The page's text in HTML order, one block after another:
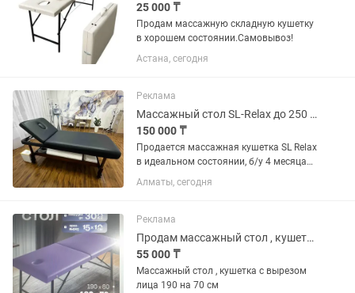
25 000 ₸
Продам массажную складную кушетку
в хорошем состоянии.Самовывоз!
Астана, сегодня
Реклама
Массажный стол SL-Relax до 250 кг 96х192 см
150 000 ₸
Продается массажная кушетка SL Relax
в идеальном состоянии, б/у 4 месяца
при небольшом потоке клиентов.
Высота регулируется, верхняя часть
может подойти как для...
Алматы, сегодня
Реклама
Продам массажный стол , кушетка с вырезом для лица 190 на 70см
55 000 ₸
Массажный стол , кушетка с вырезом
лица 190 на 70 см